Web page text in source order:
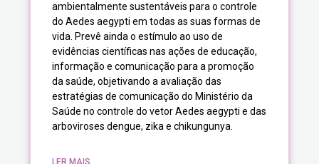
ambientalmente sustentáveis para o controle
do Aedes aegypti em todas as suas formas de
vida. Prevê ainda o estímulo ao uso de
evidências científicas nas ações de educação,
informação e comunicação para a promoção
da saúde, objetivando a avaliação das
estratégias de comunicação do Ministério da
Saúde no controle do vetor Aedes aegypti e das
arboviroses dengue, zika e chikungunya.